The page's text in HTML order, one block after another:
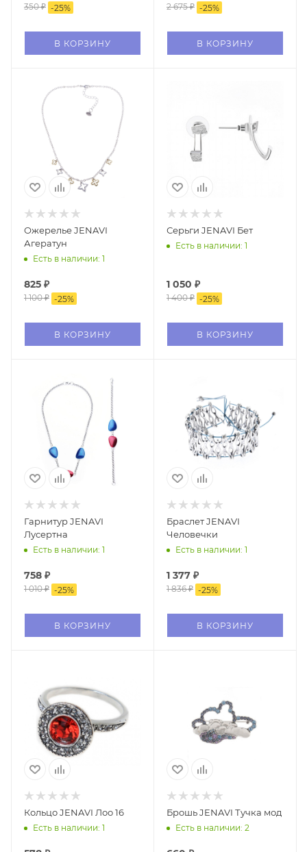
350₽ -25%
В КОРЗИНУ
2 675₽ -25%
В КОРЗИНУ
Ожерелье JENAVI
Агератун
Есть в наличии: 1
825 ₽
1 100₽ -25%
В КОРЗИНУ
Серьги JENAVI Бет
Есть в наличии: 1
1 050 ₽
1 400₽ -25%
В КОРЗИНУ
Гарнитур JENAVI
Лусертна
Есть в наличии: 1
758 ₽
1 010₽ -25%
В КОРЗИНУ
Браслет JENAVI
Человечки
Есть в наличии: 1
1 377 ₽
1 836₽ -25%
В КОРЗИНУ
Кольцо JENAVI Лоо 16
Есть в наличии: 1
Брошь JENAVI Тучка мод
Есть в наличии: 2